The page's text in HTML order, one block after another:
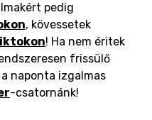
pedig
, kövessetek
! Ha nem éritek
frissülő
naponta izgalmas
-csatornánk!